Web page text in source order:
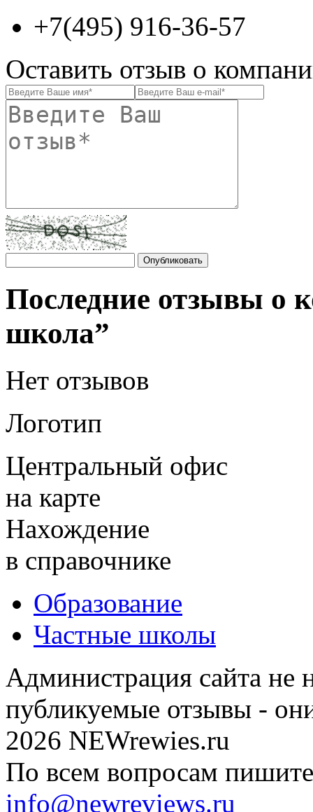
+7(495) 916-36-57
Оставить отзыв о
Последние отзывы
школа”
Нет отзывов
Логотип
Центральный офис
на карте
Нахождение
в справочнике
Образование
Частные школы
Администрация сайта не
публикуемые отзывы -
2026 NEWrewies.ru
По всем вопросам
info@newreviews.ru